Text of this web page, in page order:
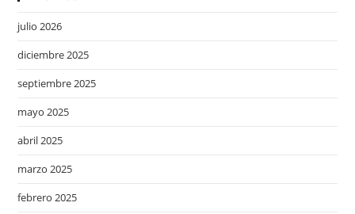
julio 2026
diciembre 2025
septiembre 2025
mayo 2025
abril 2025
marzo 2025
febrero 2025